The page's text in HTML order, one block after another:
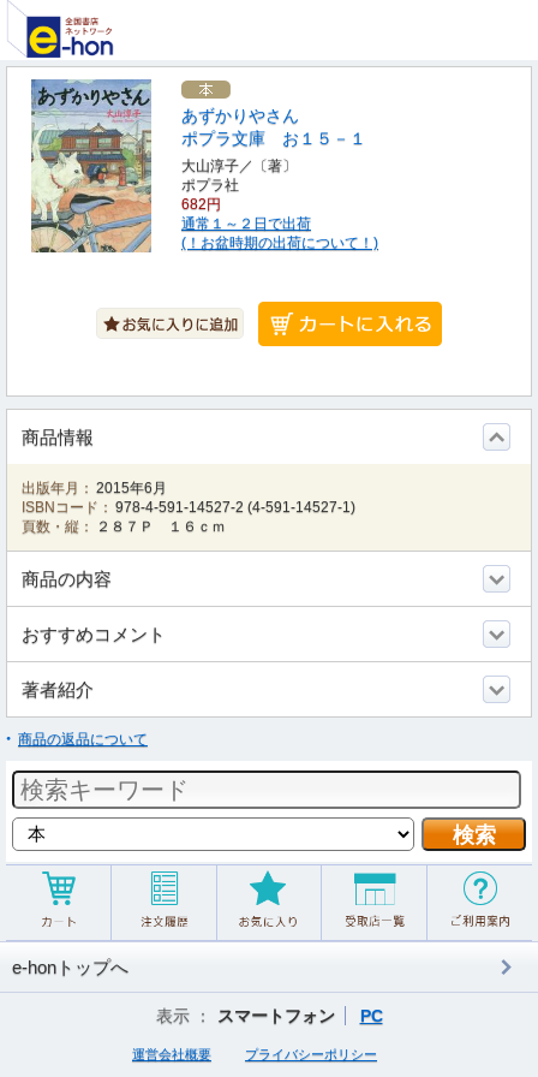
あずかりやさん
ポプラ文庫 お１５－１
大山淳子／〔著〕
ポプラ社
682円
通常１～２日で出荷
(！お盆時期の出荷について！)
商品情報
出版年月： 2015年6月
ISBNコード： 978-4-591-14527-2 (4-591-14527-1)
頁数・縦：
２８７Ｐ １６ｃｍ
商品の内容
おすすめコメント
著者紹介
商品の返品について
e-honトップへ
表示 ： スマートフォン PC
運営会社概要 プライバシーポリシー